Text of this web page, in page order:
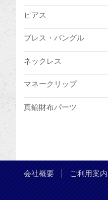
ピアス
ブレス・バングル
ネックレス
マネークリップ
真鍮財布パーツ
会社概要 ご利用案内